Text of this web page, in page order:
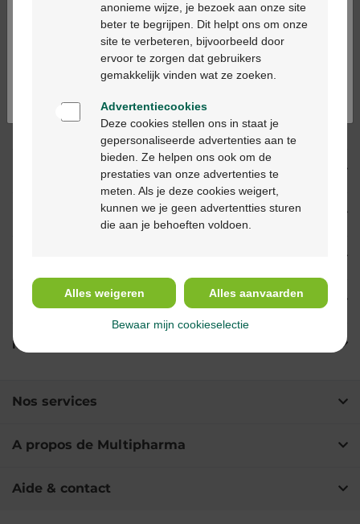
gratuitedans votre pharmacie Multipharma
Livraison à domicilegratuite à partir de 55 €
sécurisé
Service clientèlepar chat ouformulaire de contact
Description du produit
Usage
Ingrédients
Nos services
A propos de Multipharma
Aide & contact
Ga verder in het nederlands
Continuez en français
anonieme wijze, je bezoek aan onze site
beter te begrijpen. Dit helpt ons om onze
site te verbeteren, bijvoorbeeld door
ervoor te zorgen dat gebruikers
gemakkelijk vinden wat ze zoeken.
Advertentiecookies
Deze cookies stellen ons in staat je
gepersonaliseerde advertenties aan te
bieden. Ze helpen ons ook om de
prestaties van onze advertenties te
meten. Als je deze cookies weigert,
kunnen we je geen advertentties sturen
die aan je behoeften voldoen.
Alles weigeren Alles aanvaarden
Bewaar mijn cookieselectie